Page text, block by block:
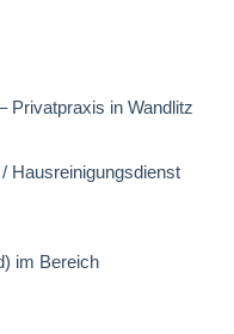
Privatpraxis in Wandlitz
Hausreinigungsdienst
im Bereich